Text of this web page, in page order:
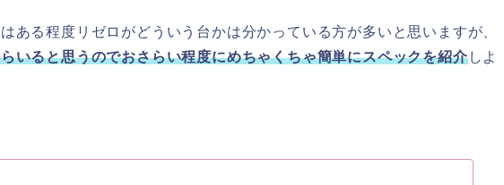
ある程度リゼロがどういう台かは分かっている方が多いと思いますが、
いると思うのでおさらい程度にめちゃくちゃ簡単にスペックを紹介しよ